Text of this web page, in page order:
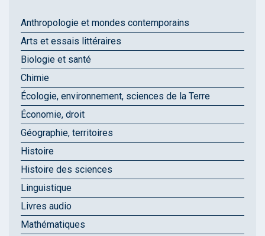
Anthropologie et mondes contemporains
Arts et essais littéraires
Biologie et santé
Chimie
Écologie, environnement, sciences de la Terre
Économie, droit
Géographie, territoires
Histoire
Histoire des sciences
Linguistique
Livres audio
Mathématiques